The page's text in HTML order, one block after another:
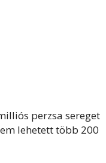
perzsa sereget
lehetett több 200